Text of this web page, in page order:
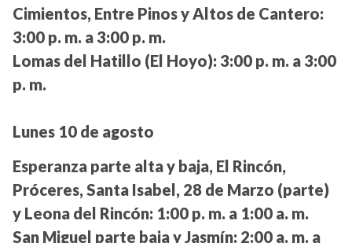
Cimientos, Entre Pinos y Altos de Cantero:
3:00 p. m. a 3:00 p. m.
Lomas del Hatillo (El Hoyo): 3:00 p. m. a 3:00
p. m.
Lunes 10 de agosto
Esperanza parte alta y baja, El Rincón,
Próceres, Santa Isabel, 28 de Marzo (parte)
y Leona del Rincón: 1:00 p. m. a 1:00 a. m.
San Miguel parte baja y Jasmín: 2:00 a. m. a